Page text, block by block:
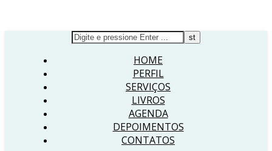
HOME
PERFIL
SERVIÇOS
LIVROS
AGENDA
DEPOIMENTOS
CONTATOS